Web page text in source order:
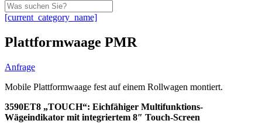
[current_category_name]
Plattformwaage PMR
Anfrage
Mobile Plattformwaage fest auf einem Rollwagen montiert.
3590ET8 „TOUCH“: Eichfähiger Multifunktions-
Wägeindikator mit integriertem 8″ Touch-Screen